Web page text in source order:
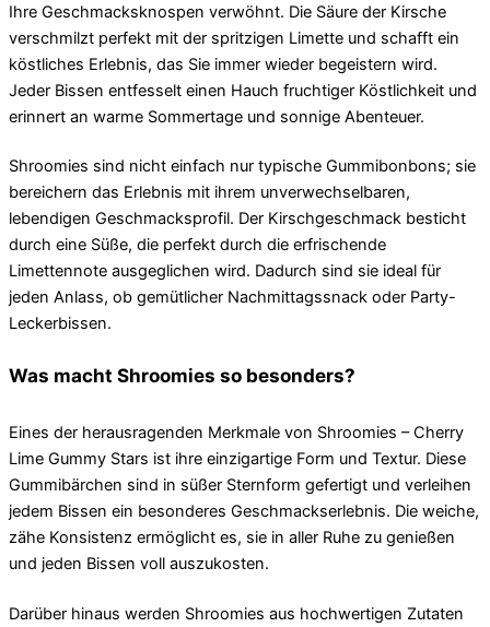
Ihre Geschmacksknospen verwöhnt. Die Säure der Kirsche
verschmilzt perfekt mit der spritzigen Limette und schafft ein
köstliches Erlebnis, das Sie immer wieder begeistern wird.
Jeder Bissen entfesselt einen Hauch fruchtiger Köstlichkeit und
erinnert an warme Sommertage und sonnige Abenteuer.
Shroomies sind nicht einfach nur typische Gummibonbons; sie
bereichern das Erlebnis mit ihrem unverwechselbaren,
lebendigen Geschmacksprofil. Der Kirschgeschmack besticht
durch eine Süße, die perfekt durch die erfrischende
Limettennote ausgeglichen wird. Dadurch sind sie ideal für
jeden Anlass, ob gemütlicher Nachmittagssnack oder Party-
Leckerbissen.
Was macht Shroomies so besonders?
Eines der herausragenden Merkmale von Shroomies – Cherry
Lime Gummy Stars ist ihre einzigartige Form und Textur. Diese
Gummibärchen sind in süßer Sternform gefertigt und verleihen
jedem Bissen ein besonderes Geschmackserlebnis. Die weiche,
zähe Konsistenz ermöglicht es, sie in aller Ruhe zu genießen
und jeden Bissen voll auszukosten.
Darüber hinaus werden Shroomies aus hochwertigen Zutaten